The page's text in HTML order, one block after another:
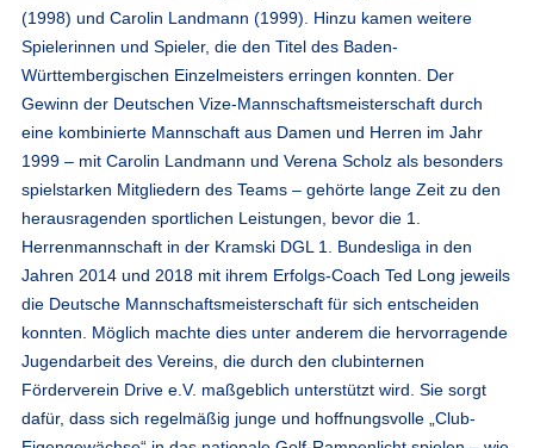
(1998) und Carolin Landmann (1999). Hinzu kamen weitere
Spielerinnen und Spieler, die den Titel des Baden-
Württembergischen Einzelmeisters erringen konnten. Der
Gewinn der Deutschen Vize-Mannschaftsmeisterschaft durch
eine kombinierte Mannschaft aus Damen und Herren im Jahr
1999 – mit Carolin Landmann und Verena Scholz als besonders
spielstarken Mitgliedern des Teams – gehörte lange Zeit zu den
herausragenden sportlichen Leistungen, bevor die 1.
Herrenmannschaft in der Kramski DGL 1. Bundesliga in den
Jahren 2014 und 2018 mit ihrem Erfolgs-Coach Ted Long jeweils
die Deutsche Mannschaftsmeisterschaft für sich entscheiden
konnten. Möglich machte dies unter anderem die hervorragende
Jugendarbeit des Vereins, die durch den clubinternen
Förderverein Drive e.V. maßgeblich unterstützt wird. Sie sorgt
dafür, dass sich regelmäßig junge und hoffnungsvolle „Club-